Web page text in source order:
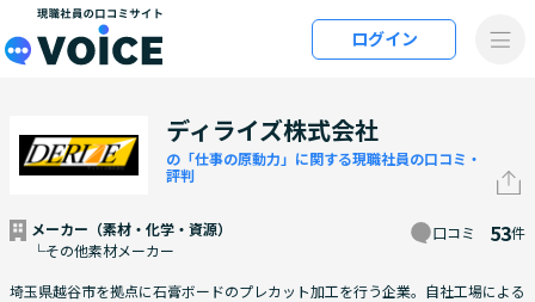
メインコンテンツにスキップ
ログイン
ディライズ株式会社
の「仕事の原動力」に関する現職社員の口コミ・
評判
メーカー（素材・化学・資源）
└その他素材メーカー
口コミ 53件
埼玉県越谷市を拠点に石膏ボードのプレカット加工を行う企業。自社工場による